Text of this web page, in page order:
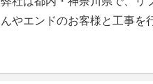
んやエンドのお客様と工事